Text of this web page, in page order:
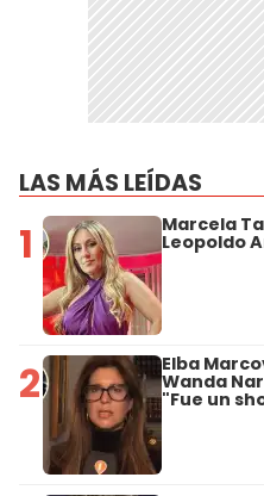
LAS MÁS LEÍDAS
1 Marcela
Leopoldo
2 Elba
Wanda
"Fue un